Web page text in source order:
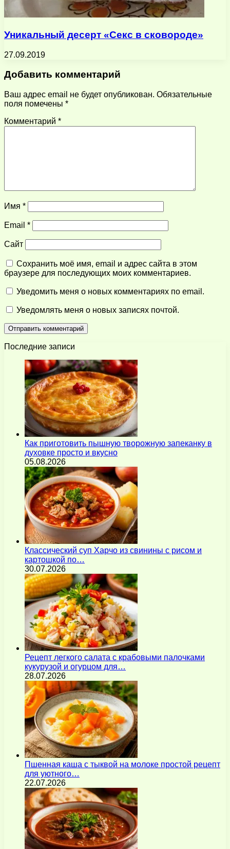
Уникальный десерт «Секс в сковороде»
27.09.2019
Добавить комментарий
Ваш адрес email не будет опубликован. Обязательные
поля помечены *
Комментарий *
Имя *
Email *
Сайт
Сохранить моё имя, email и адрес сайта в этом
браузере для последующих моих комментариев.
Уведомить меня о новых комментариях по email.
Уведомлять меня о новых записях почтой.
Последние записи
Как приготовить пышную творожную запеканку в
духовке просто и вкусно
05.08.2026
Классический суп Харчо из свинины с рисом и
картошкой по…
30.07.2026
Рецепт легкого салата с крабовыми палочками
кукурузой и огурцом для…
28.07.2026
Пшенная каша с тыквой на молоке простой рецепт
для уютного…
22.07.2026